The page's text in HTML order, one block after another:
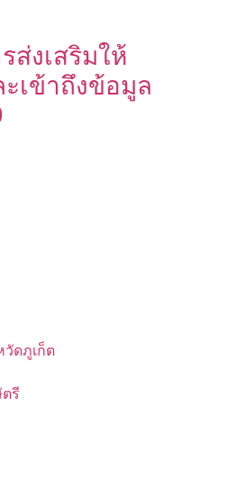
ส่งเสริมให้
เข้าถึงข้อมูล
ดภูเก็ต
รี